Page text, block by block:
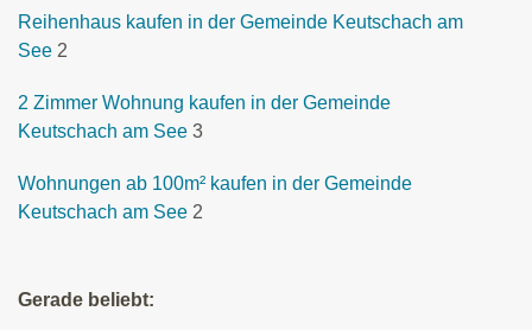
Reihenhaus kaufen in der Gemeinde Keutschach am
See 2
2 Zimmer Wohnung kaufen in der Gemeinde
Keutschach am See 3
Wohnungen ab 100m² kaufen in der Gemeinde
Keutschach am See 2
Gerade beliebt: